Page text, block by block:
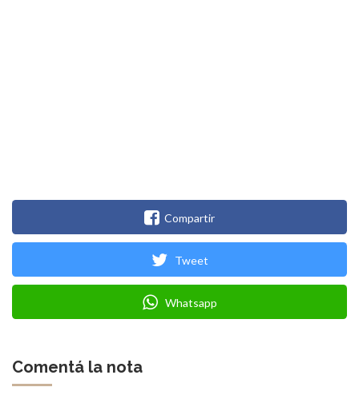
Compartir
Tweet
Whatsapp
Comentá la nota